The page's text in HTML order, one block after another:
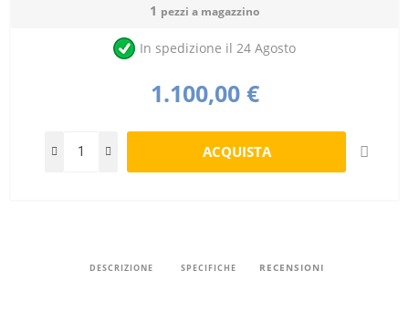
1 pezzi a magazzino
In spedizione il 24 Agosto
1.100,00 €
DESCRIZIONE SPECIFICHE RECENSIONI